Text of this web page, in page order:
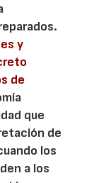
y
de
que
de
los
a los